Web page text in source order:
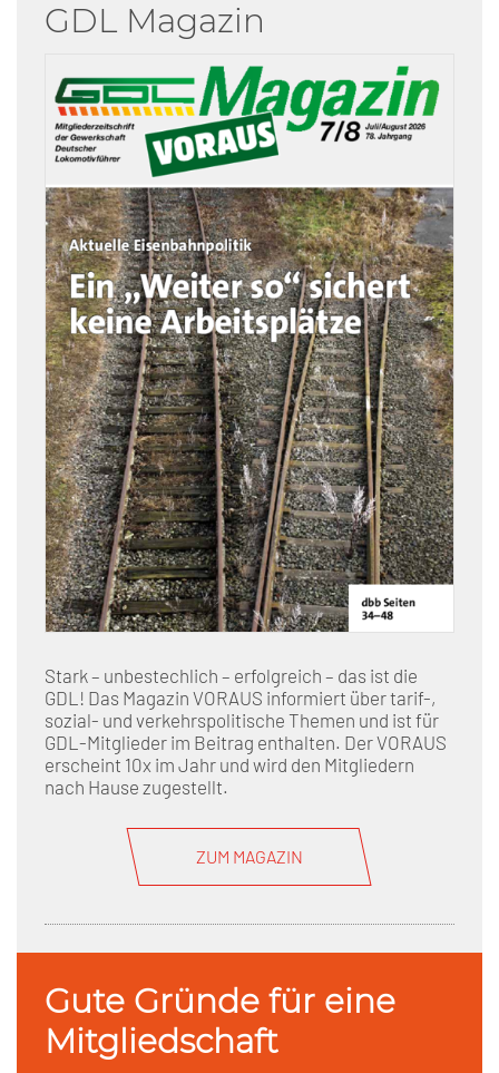
GDL Magazin
Stark – unbestechlich – erfolgreich – das ist die
GDL! Das Magazin VORAUS informiert über tarif-,
sozial- und verkehrspolitische Themen und ist für
GDL-Mitglieder im Beitrag enthalten. Der VORAUS
erscheint 10x im Jahr und wird den Mitgliedern
nach Hause zugestellt.
ZUM MAGAZIN
Gute Gründe für eine
Mitgliedschaft